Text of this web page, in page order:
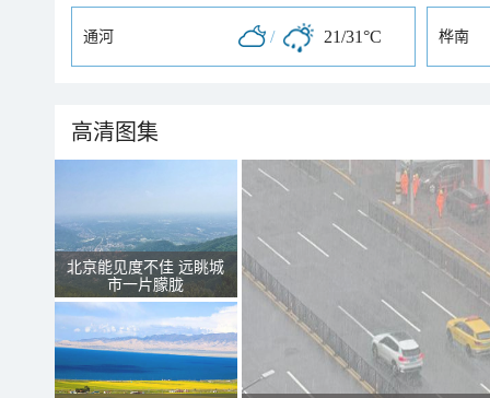
通河 / 21/31°C 桦南
高清图集
北京能见度不佳 远眺城
市一片朦胧